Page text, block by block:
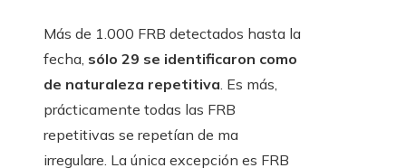
Más de 1.000 FRB detectados hasta la
fecha, sólo 29 se identificaron como
de naturaleza repetitiva. Es más,
prácticamente todas las FRB
repetitivas se repetían de ma
irregulare. La única excepción es FRB